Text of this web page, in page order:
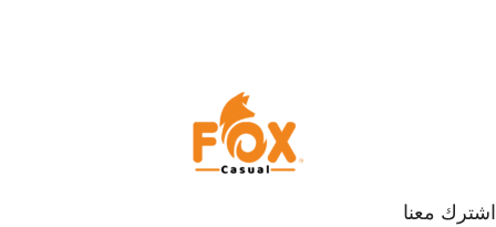
اشترك معنا